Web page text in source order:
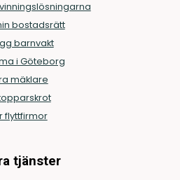
bostadsrätt
barnvakt
i Göteborg
mäklare
flyttfirmor
tjänster